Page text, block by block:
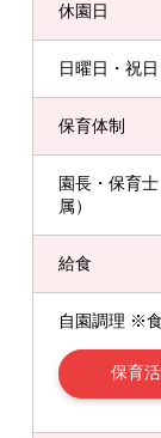
休園日
日曜日・祝
保育体制
園長・保育
属）
給食
自園調理 ※
保育